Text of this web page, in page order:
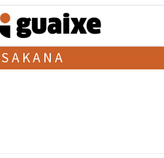
SAKANA